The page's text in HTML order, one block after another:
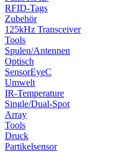
RFID-Tags
Zubehör
125kHz Transceiver
Tools
Spulen/Antennen
Optisch
SensorEyeC
Umwelt
IR-Temperature
Single/Dual-Spot
Array
Tools
Druck
Partikelsensor